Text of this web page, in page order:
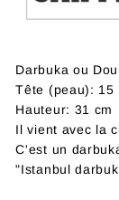
Darbuka ou
Tête (peau): 15
Hauteur: 31 cm
Il vient avec la
C'est un
"Istanbul